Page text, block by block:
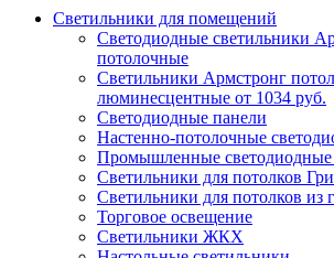
Светильники для помещений
Светодиодные светильники
потолочные
Светильники Армстронг
люминесцентные от 1034 руб.
Светодиодные панели
Настенно-потолочные
Промышленные светодиодные
Светильники для потолков
Светильники для потолков из
Торговое освещение
Светильники ЖКХ